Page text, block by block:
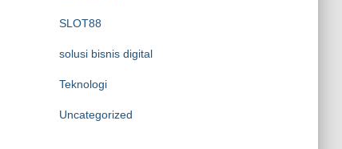
SLOT88
solusi bisnis digital
Teknologi
Uncategorized